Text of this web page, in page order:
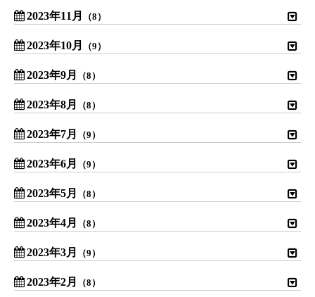
2023年11月 （8）
2023年10月 （9）
2023年9月 （8）
2023年8月 （8）
2023年7月 （9）
2023年6月 （9）
2023年5月 （8）
2023年4月 （8）
2023年3月 （9）
2023年2月 （8）